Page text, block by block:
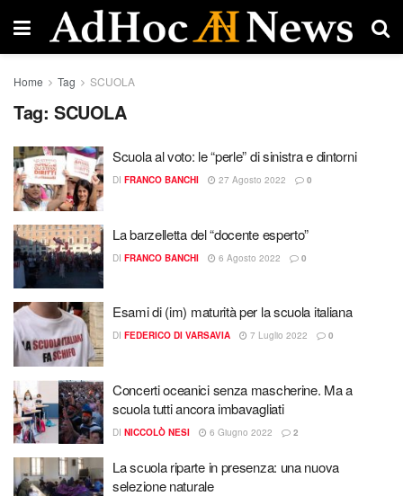
Home Tag SCUOLA
Tag: SCUOLA
Scuola al voto: le “perle” di sinistra e dintorni
DI FRANCO BANCHI 27 Agosto 2022 0
La barzelletta del “docente esperto”
DI FRANCO BANCHI 6 Agosto 2022 0
Esami di (im) maturità per la scuola italiana
DI FEDERICO DI VARSAVIA 7 Luglio 2022 0
Concerti oceanici senza mascherine. Ma a
scuola tutti ancora imbavagliati
DI NICCOLÒ NESI 6 Giugno 2022 2
La scuola riparte in presenza: una nuova
selezione naturale